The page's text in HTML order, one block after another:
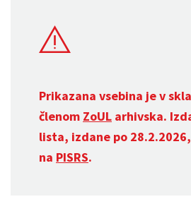
Prikazana vsebina je v
členom ZoUL arhivska.
lista, izdane po
na PISRS.